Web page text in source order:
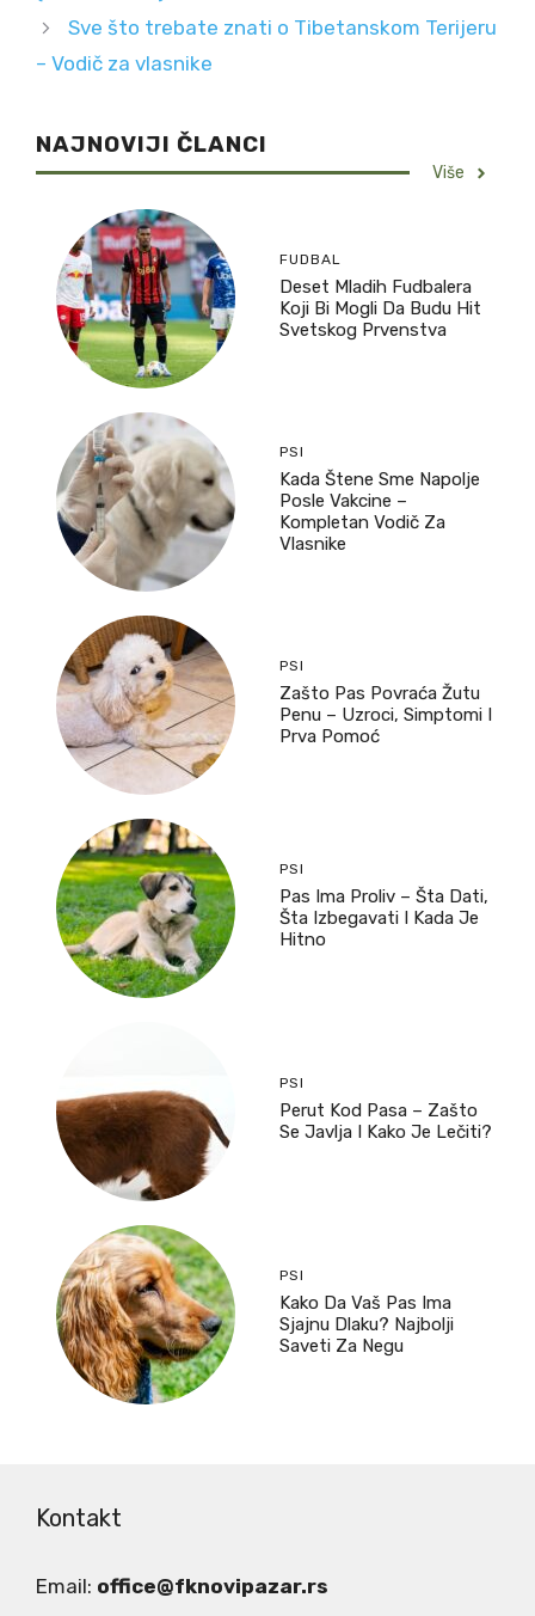
Sve što trebate znati o Tibetanskom Terijeru
– Vodič za vlasnike
NAJNOVIJI ČLANCI
Više
FUDBAL
Deset Mladih Fudbalera
Koji Bi Mogli Da Budu Hit
Svetskog Prvenstva
PSI
Kada Štene Sme Napolje
Posle Vakcine –
Kompletan Vodič Za
Vlasnike
PSI
Zašto Pas Povraća Žutu
Penu – Uzroci, Simptomi I
Prva Pomoć
PSI
Pas Ima Proliv – Šta Dati,
Šta Izbegavati I Kada Je
Hitno
PSI
Perut Kod Pasa – Zašto
Se Javlja I Kako Je Lečiti?
PSI
Kako Da Vaš Pas Ima
Sjajnu Dlaku? Najbolji
Saveti Za Negu
Kontakt
Email: office@fknovipazar.rs